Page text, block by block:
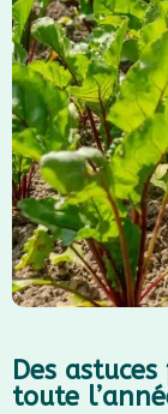
Des
toute